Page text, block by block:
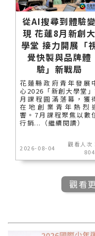
從AI搜尋到體驗變
現 花蓮8月新創大
學堂 接力開展「
覺快製與品牌體
驗」新戰局
花蓮縣政府青年發展
心2026「新創大學堂
月課程圓滿落幕，獲
在地創業青年熱烈
響。7月課程聚焦以數
行銷...（繼續閱讀）
2026-08-04
觀看人次
觀看